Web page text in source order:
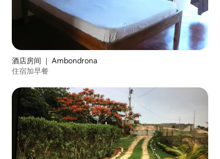
酒店房间 ｜ Ambondrona
住宿加早餐